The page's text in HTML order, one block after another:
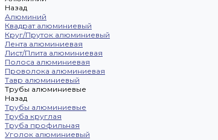
Назад
Алюминий
Квадрат алюминиевый
Круг/Пруток алюминиевый
Лента алюминиевая
Лист/Плита алюминиевая
Полоса алюминиевая
Проволока алюминиевая
Тавр алюминиевый
Трубы алюминиевые
Назад
Трубы алюминиевые
Труба круглая
Труба профильная
Уголок алюминиевый